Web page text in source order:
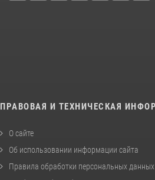
ПРАВОВАЯ И ТЕХНИЧЕСКАЯ
О сайте
Об использовании информации сайта
Правила обработки персональных данных